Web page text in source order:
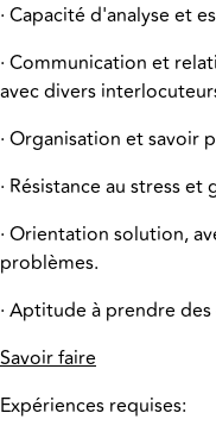
· Capacité d'analyse et
· Communication et
avec divers
· Organisation et savoir
· Résistance au stress
· Orientation solution,
problèmes.
· Aptitude à prendre
Savoir faire
Expériences requises: